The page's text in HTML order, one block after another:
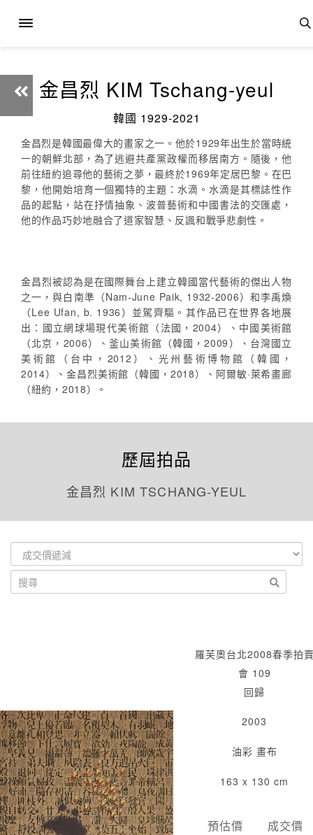
金昌烈 KIM Tschang-yeul
韓國 1929-2021
金昌烈是韓國最偉大的畫家之一。他於1929年出生於當時統
一的朝鮮北部，為了逃避共產黨政權而移居南方。隨後，他
前往紐約追尋他的藝術之夢，最終於1969年定居巴黎。在巴
黎，他開始培育一個獨特的主題：水滴。水滴是其標誌性作
品的起點，站在抒情抽象、波普藝術和中國書法的交匯處，
他的作品巧妙地融合了道家智慧、反諷和戰爭悲劇性。
金昌烈被認為是在國際舞台上建立韓國當代藝術的傑出人物
之一，與白南準（Nam-June Paik, 1932-2006）和李禹煥
（Lee Ufan, b. 1936）並駕齊驅。其作品已在世界各地展
出：國立網球場現代美術館（法國，2004）、中國美術館
（北京，2006）、釜山美術館（韓國，2009）、台灣國立
美術館（台中，2012）、光州藝術博物館（韓國，
2014）、金昌烈美術館（韓國，2018）、阿爾敏·萊希畫廊
（紐約，2018）。
歷屆拍品
金昌烈 KIM TSCHANG-YEUL
羅芙奧台北2008春季拍
會 109
回歸
2003
油彩 畫布
163 x 130 cm
預估價 成交價